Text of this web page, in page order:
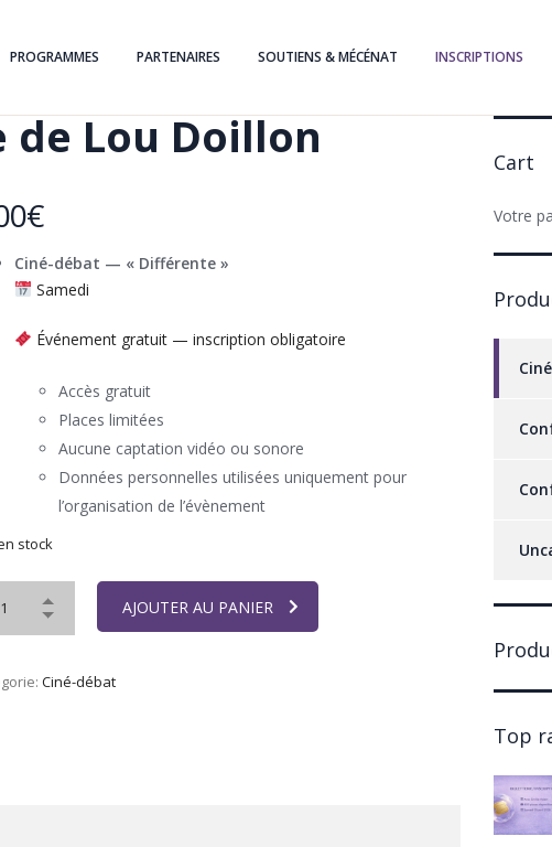
PROGRAMMES PARTENAIRES SOUTIENS & MÉCÉNAT INSCRIPTIONS
Lou Doillon
€
Ciné-débat — « Différente »
Samedi
Événement gratuit — inscription obligatoire
Accès gratuit
Places limitées
Aucune captation vidéo ou sonore
Données personnelles utilisées uniquement pour
l’organisation de l’évènement
stock
AJOUTER AU PANIER
Ciné-débat
Cart
Votre
Top